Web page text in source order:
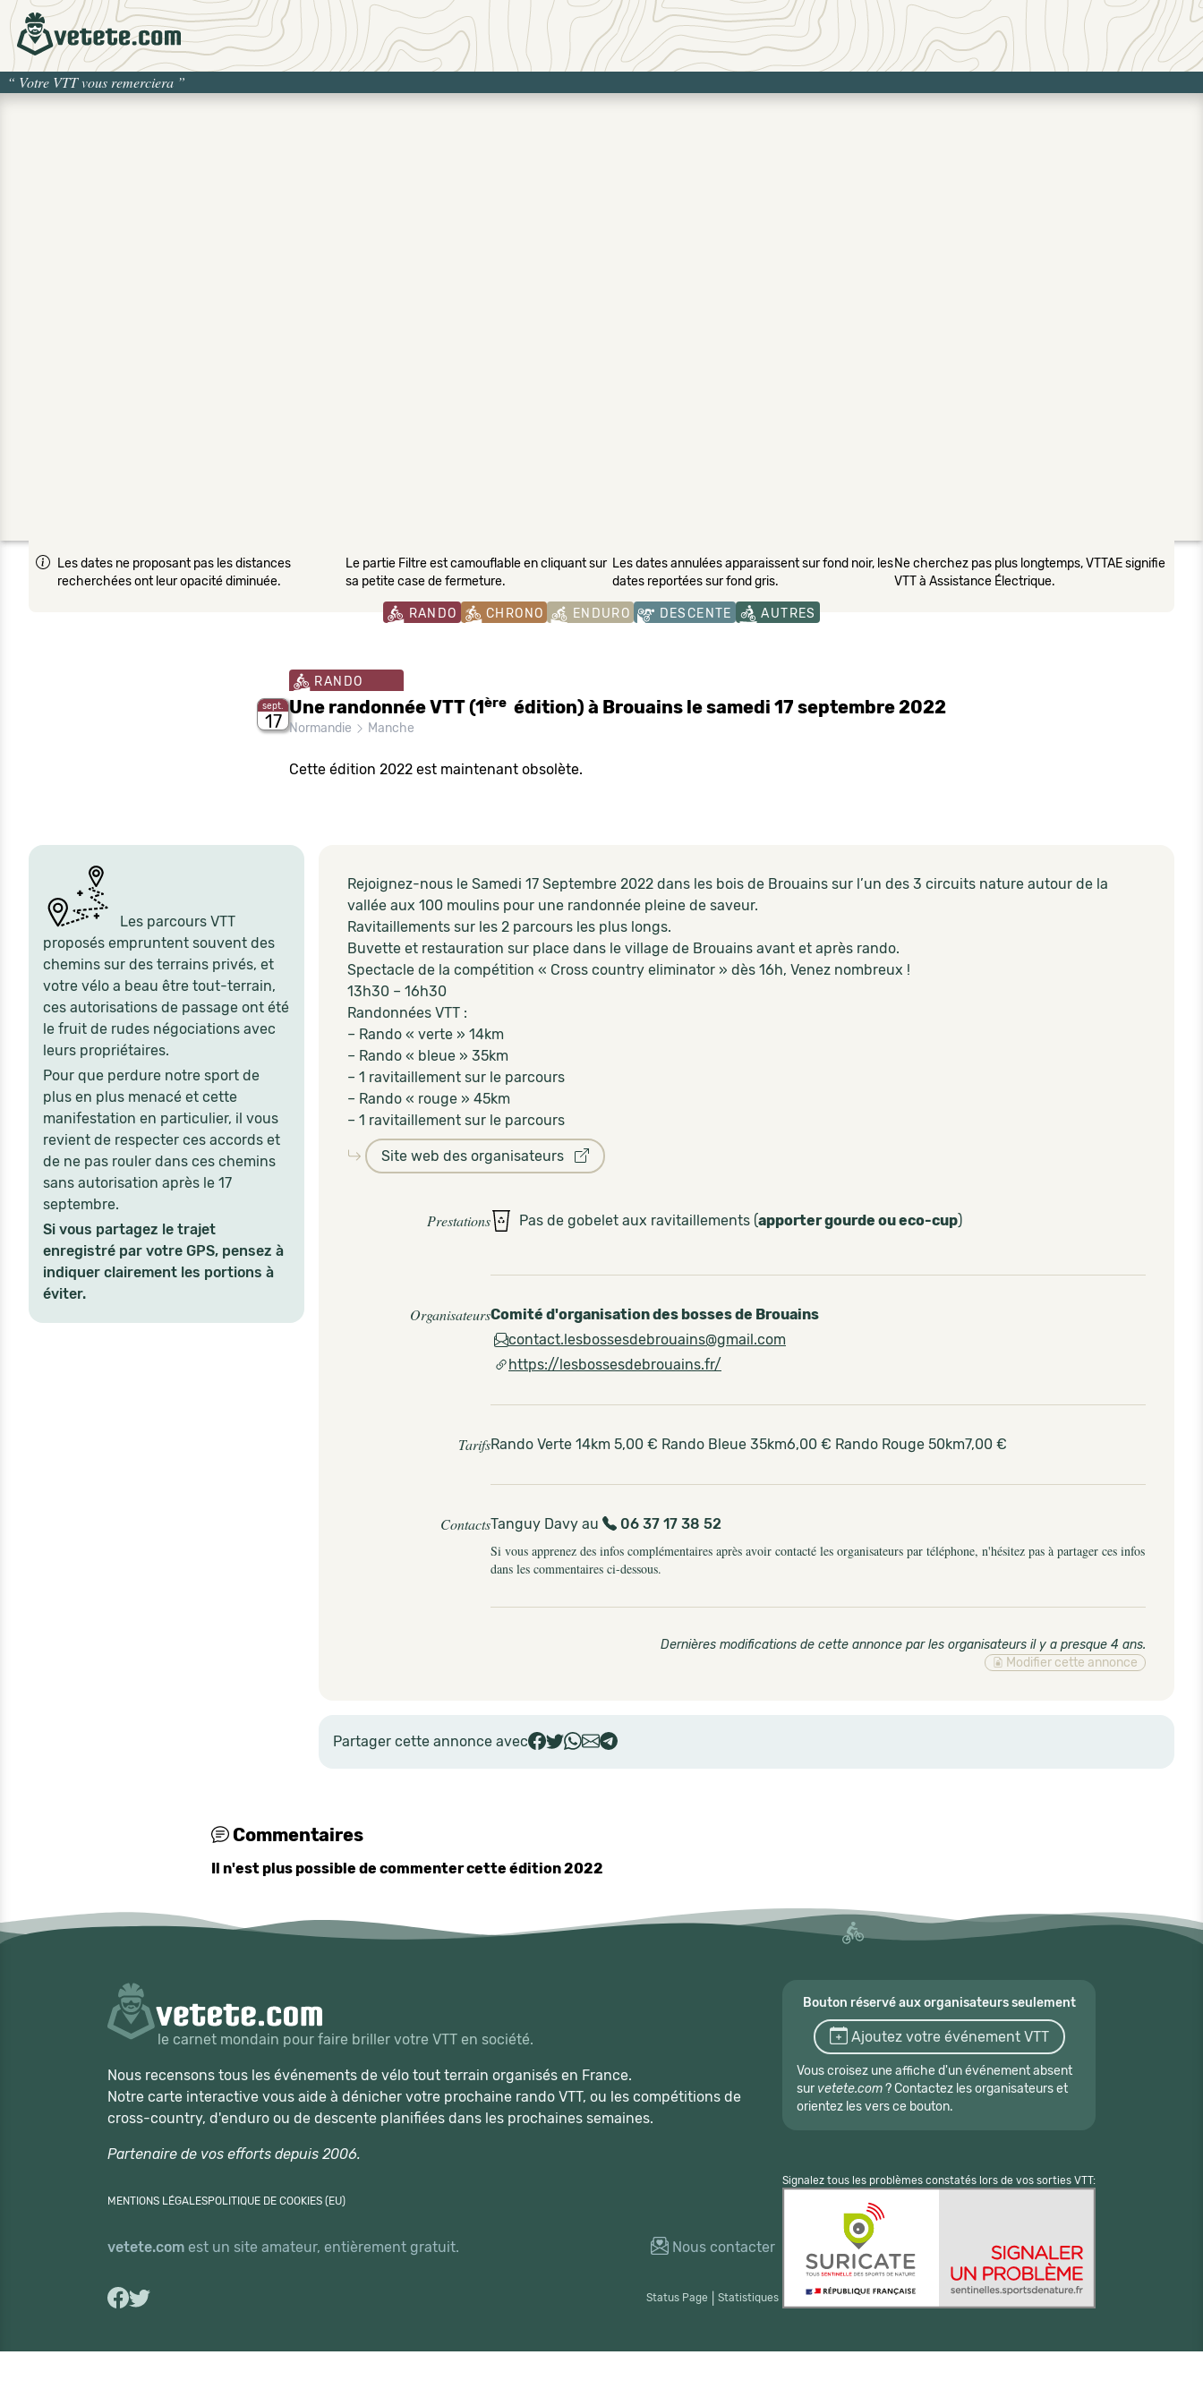
“ Votre VTT vous remerciera ”
Les dates ne proposant pas les distances
recherchées ont leur opacité diminuée.
Le partie Filtre est camouflable en cliquant sur
sa petite case de fermeture.
Les dates annulées apparaissent sur fond noir, les
dates reportées sur fond gris.
Ne cherchez pas plus longtemps, VTTAE signifie
VTT à Assistance Électrique.
RANDO CHRONO ENDURO DESCENTE AUTRES
sept.
17
RANDO
Une randonnée VTT (1ère édition) à Brouains le samedi 17 septembre 2022
Normandie Manche
Cette édition 2022 est maintenant obsolète.
Les parcours VTT
proposés empruntent souvent des
chemins sur des terrains privés, et
votre vélo a beau être tout-terrain,
ces autorisations de passage ont été
le fruit de rudes négociations avec
leurs propriétaires.
Pour que perdure notre sport de
plus en plus menacé et cette
manifestation en particulier, il vous
revient de respecter ces accords et
de ne pas rouler dans ces chemins
sans autorisation après le 17
septembre.
Si vous partagez le trajet
enregistré par votre GPS, pensez à
indiquer clairement les portions à
éviter.
Rejoignez-nous le Samedi 17 Septembre 2022 dans les bois de Brouains sur l’un des 3 circuits nature autour de la
vallée aux 100 moulins pour une randonnée pleine de saveur.
Ravitaillements sur les 2 parcours les plus longs.
Buvette et restauration sur place dans le village de Brouains avant et après rando.
Spectacle de la compétition « Cross country eliminator » dès 16h, Venez nombreux !
13h30 – 16h30
Randonnées VTT :
– Rando « verte » 14km
– Rando « bleue » 35km
– 1 ravitaillement sur le parcours
– Rando « rouge » 45km
– 1 ravitaillement sur le parcours
Site web des organisateurs
Prestations Pas de gobelet aux ravitaillements (apporter gourde ou eco-cup)
OrganisateursComité d'organisation des bosses de Brouains
contact.lesbossesdebrouains@gmail.com
https://lesbossesdebrouains.fr/
TarifsRando Verte 14km 5,00 € Rando Bleue 35km6,00 € Rando Rouge 50km7,00 €
ContactsTanguy Davy au
06 37 17 38 52
Si vous apprenez des infos complémentaires après avoir contacté les organisateurs par téléphone, n'hésitez pas à partager ces infos
dans les commentaires ci-dessous.
Dernières modifications de cette annonce par les organisateurs il y a presque 4 ans.
Modifier cette annonce
Partager cette annonce avec
Commentaires
Il n'est plus possible de commenter cette édition 2022
le carnet mondain pour faire briller votre VTT en société.
Nous recensons tous les événements de vélo tout terrain organisés en France.
Notre carte interactive vous aide à dénicher votre prochaine rando VTT, ou les compétitions de
cross-country, d'enduro ou de descente planifiées dans les prochaines semaines.
Partenaire de vos efforts depuis 2006.
MENTIONS LÉGALESPOLITIQUE DE COOKIES (EU)
vetete.com est un site amateur, entièrement gratuit. Nous contacter
Status Page Statistiques
Bouton réservé aux organisateurs seulement
Ajoutez votre événement VTT
Vous croisez une affiche d'un événement absent
sur vetete.com? Contactez les organisateurs et
orientez les vers ce bouton.
Signalez tous les problèmes constatés lors de vos sorties VTT: